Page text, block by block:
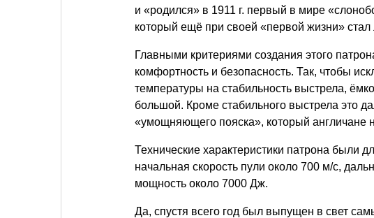
и «родился» в 1911 г. первый в мире
который ещё при своей «первой жизни» стал
Главными критериями создания этого
комфортность и безопасность. Так, чтобы
температуры на стабильность выстрела,
большой. Кроме стабильного выстрела это
«умощняющего пояска», который англичане
Технические характеристики патрона были
начальная скорость пули около 700 м/с,
мощность около 7000 Дж.
Да, спустя всего год был выпущен в свет